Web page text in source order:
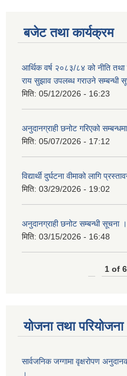
बजेट तथा कार्यक्रम
आर्थिक वर्ष २०८३/८४ को नीति
राय सुझाव उपलब्ध गराउने सम्बन्धी
मिति: 05/12/2026 - 16:23
अनुदानग्राही छनोट गरिएको
मिति: 05/07/2026 - 17:12
विद्यार्थी दुर्घटना वीमाको लागि
मिति: 03/29/2026 - 19:02
अनुदानग्राही छनोट सम्बन्धी सूचना ।
मिति: 03/15/2026 - 16:48
1 of 6
योजना तथा परियोजना
सार्वजनिक जग्गामा वृक्षरोपण